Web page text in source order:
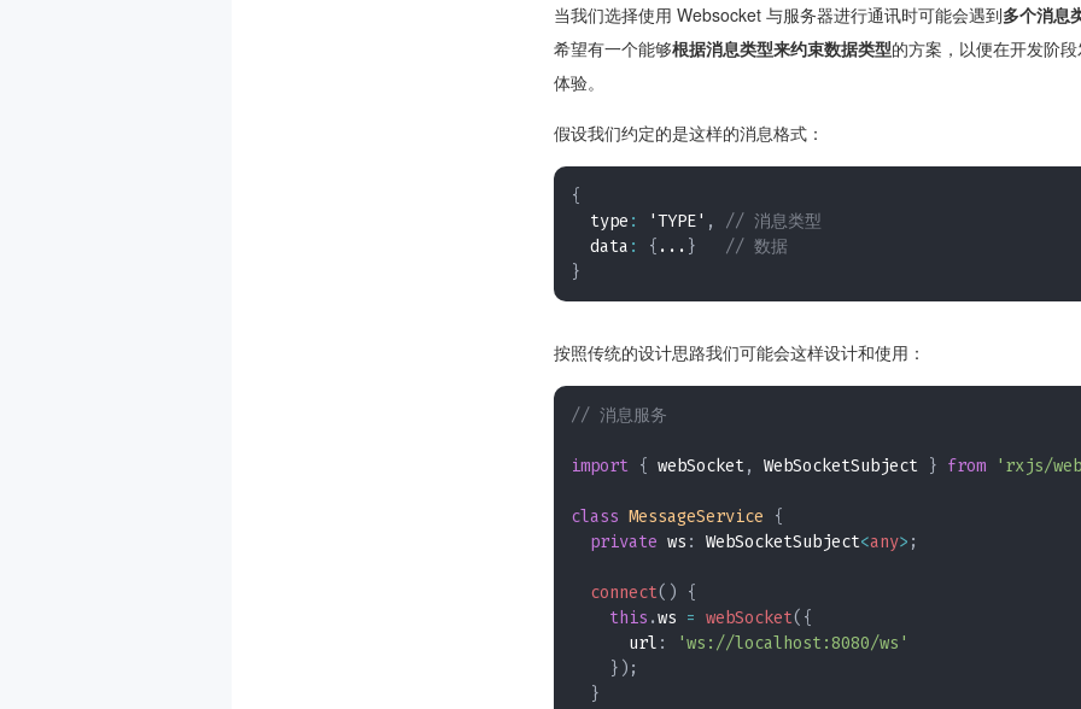
当我们选择使用 Websocket 与服务器进行通讯时可能会遇到多个消息
希望有一个能够根据消息类型来约束数据类型的方案，以便在开发阶
体验。
假设我们约定的是这样的消息格式：
{
  type
: 'TYPE' ,
// 消息类型
  data
: { ... }
// 数据
}
按照传统的设计思路我们可能会这样设计和使用：
// 消息服务
import { webSocket, WebSocketSubject } from 'rxjs/
class MessageService
{
private ws : WebSocketSubject<any> ;
connect( )
{
this .ws = webSocket( {
      url
:
'ws://localhost:8080/ws'
} ) ;
}